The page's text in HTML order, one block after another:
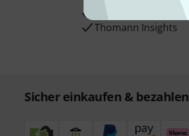
Thomann Insights
Sicher einkaufen & bezahlen